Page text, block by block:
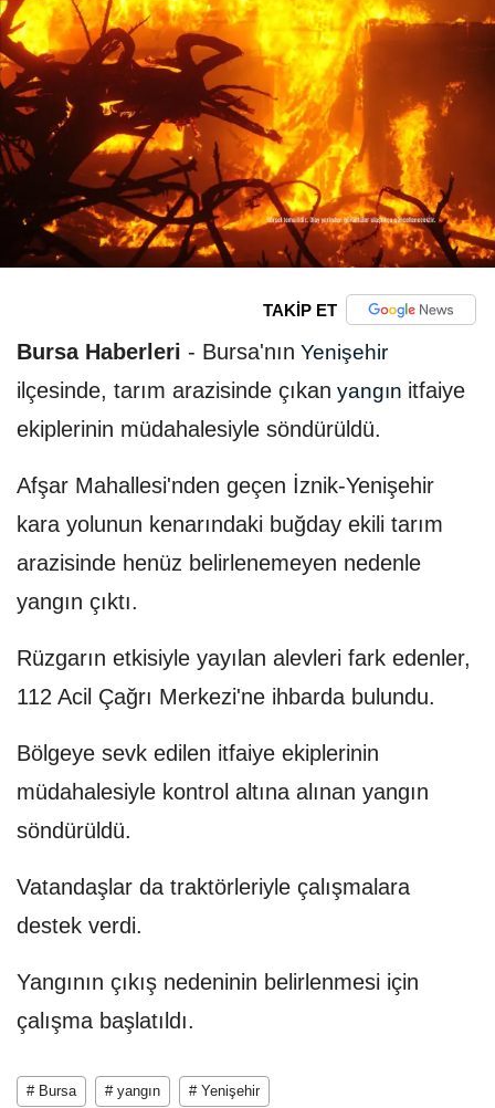
TAKİP ET
Bursa Haberleri - Bursa'nın Yenişehir
ilçesinde, tarım arazisinde çıkan yangın itfaiye
ekiplerinin müdahalesiyle söndürüldü.
Afşar Mahallesi'nden geçen İznik-Yenişehir
kara yolunun kenarındaki buğday ekili tarım
arazisinde henüz belirlenemeyen nedenle
yangın çıktı.
Rüzgarın etkisiyle yayılan alevleri fark edenler,
112 Acil Çağrı Merkezi'ne ihbarda bulundu.
Bölgeye sevk edilen itfaiye ekiplerinin
müdahalesiyle kontrol altına alınan yangın
söndürüldü.
Vatandaşlar da traktörleriyle çalışmalara
destek verdi.
Yangının çıkış nedeninin belirlenmesi için
çalışma başlatıldı.
# Bursa # yangın # Yenişehir